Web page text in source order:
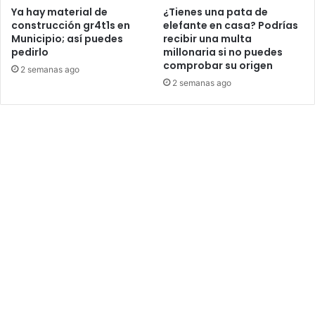
Ya hay material de
construcción gr4t1s en
Municipio; así puedes
pedirlo
2 semanas ago
¿Tienes una pata de
elefante en casa? Podrías
recibir una multa
millonaria si no puedes
comprobar su origen
2 semanas ago